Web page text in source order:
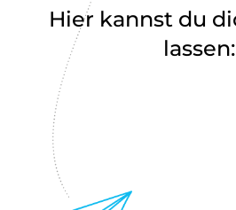
Hier kannst du
lassen: